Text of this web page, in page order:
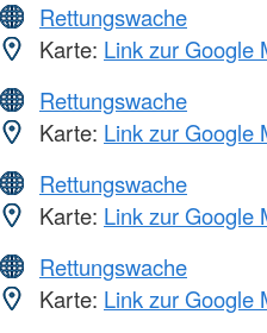
Rettungswache
Karte: Link zur Google
Rettungswache
Karte: Link zur Google
Rettungswache
Karte: Link zur Google
Rettungswache
Karte: Link zur Google